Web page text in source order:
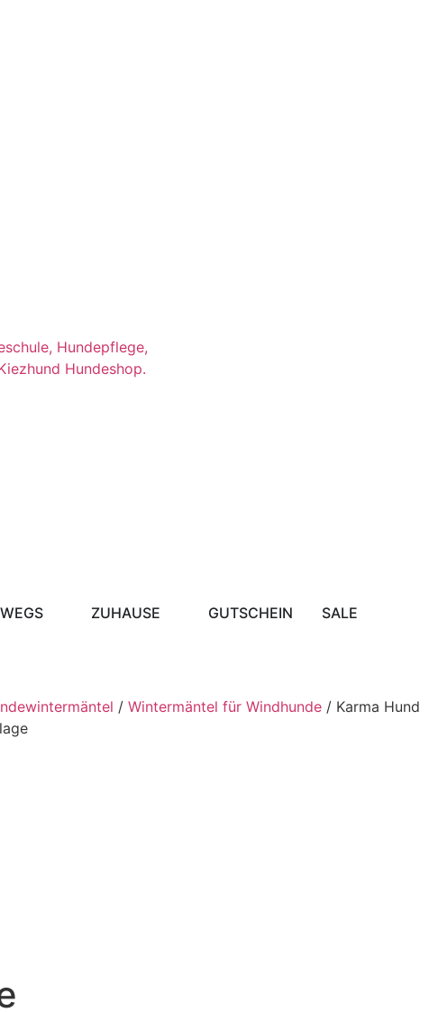
ZUHAUSE GUTSCHEIN SALE
/Wintermäntel für Windhunde / Karma Hund